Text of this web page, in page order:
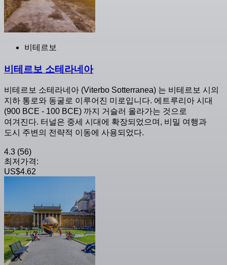
비테르보
비테르보 소테라네아
비테르보 소테라네아 (Viterbo Sotterranea) 는 비테르보 시의
지하 통로와 동굴로 이루어진 미로입니다. 에트루리아 시대
(900 BCE - 100 BCE) 까지 거슬러 올라가는 것으로
여겨진다. 터널은 중세 시대에 확장되었으며, 비밀 여행과
도시 주변의 전략적 이동에 사용되었다.
4.3 (56)
최저가격:
US$4.62